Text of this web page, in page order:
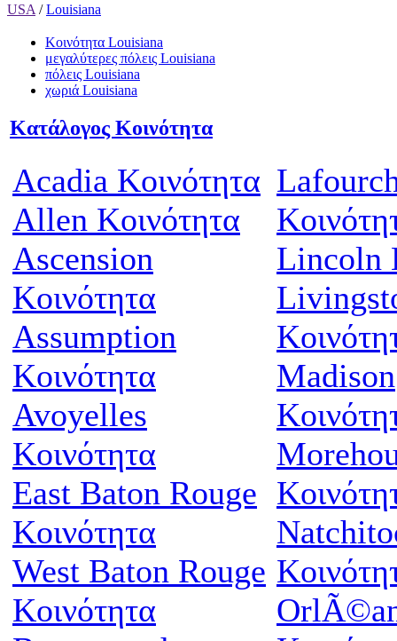
USA /Louisiana
Κοινότητα Louisiana
μεγαλύτερες πόλεις Louisiana
πόλεις Louisiana
χωριά Louisiana
Κατάλογος Κοινότητα
Acadia Κοινότητα
Allen Κοινότητα
Ascension
Κοινότητα
Assumption
Κοινότητα
Avoyelles
Κοινότητα
East Baton Rouge
Κοινότητα
West Baton Rouge
Κοινότητα
Lincoln
Madison